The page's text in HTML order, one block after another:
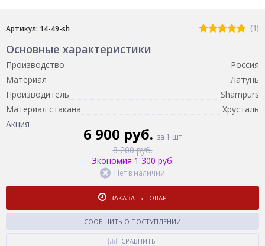
Артикул: 14-49-sh (1)
Основные характеристики
Производство
Россия
Материал
Латунь
Производитель
Shampurs
Материал стакана
Хрусталь
Акция
6 900 руб. за 1 шт
8 200 руб.
Экономия 1 300 руб.
Нет в наличии
ЗАКАЗАТЬ ТОВАР
СООБЩИТЬ О ПОСТУПЛЕНИИ
СРАВНИТЬ